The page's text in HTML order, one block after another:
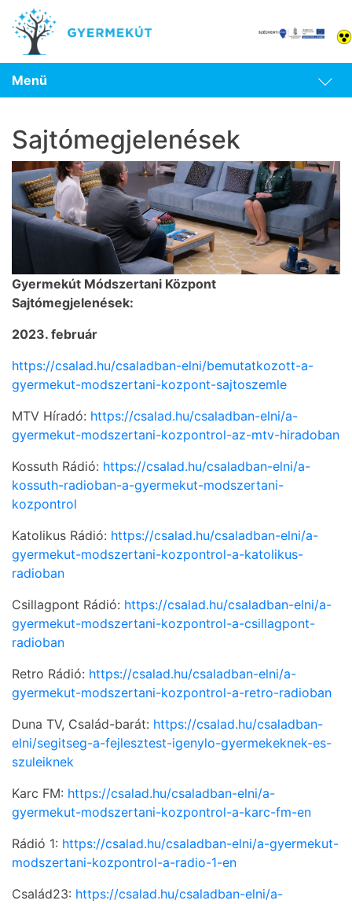
Menü
Sajtómegjelenések
Gyermekút Módszertani Központ
Sajtómegjelenések:
2023. február
https://csalad.hu/csaladban-elni/bemutatkozott-a-
gyermekut-modszertani-kozpont-sajtoszemle
MTV Híradó: https://csalad.hu/csaladban-elni/a-
gyermekut-modszertani-kozpontrol-az-mtv-hiradoban
Kossuth Rádió: https://csalad.hu/csaladban-elni/a-
kossuth-radioban-a-gyermekut-modszertani-
kozpontrol
Katolikus Rádió: https://csalad.hu/csaladban-elni/a-
gyermekut-modszertani-kozpontrol-a-katolikus-
radioban
Csillagpont Rádió: https://csalad.hu/csaladban-elni/a-
gyermekut-modszertani-kozpontrol-a-csillagpont-
radioban
Retro Rádió: https://csalad.hu/csaladban-elni/a-
gyermekut-modszertani-kozpontrol-a-retro-radioban
Duna TV, Család-barát: https://csalad.hu/csaladban-
elni/segitseg-a-fejlesztest-igenylo-gyermekeknek-es-
szuleiknek
Karc FM: https://csalad.hu/csaladban-elni/a-
gyermekut-modszertani-kozpontrol-a-karc-fm-en
Rádió 1: https://csalad.hu/csaladban-elni/a-gyermekut-
modszertani-kozpontrol-a-radio-1-en
Család23: https://csalad.hu/csaladban-elni/a-